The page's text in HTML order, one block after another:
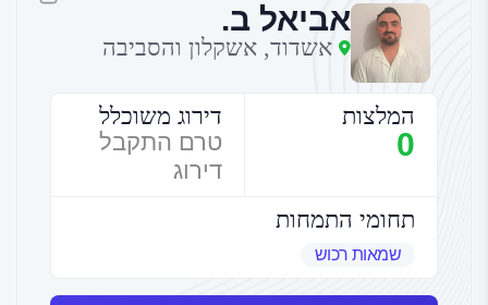
אביאל ב.
אשדוד, אשקלון והסביבה
המלצות
0
דירוג משוכלל
טרם התקבל
דירוג
תחומי התמחות
שמאות רכוש